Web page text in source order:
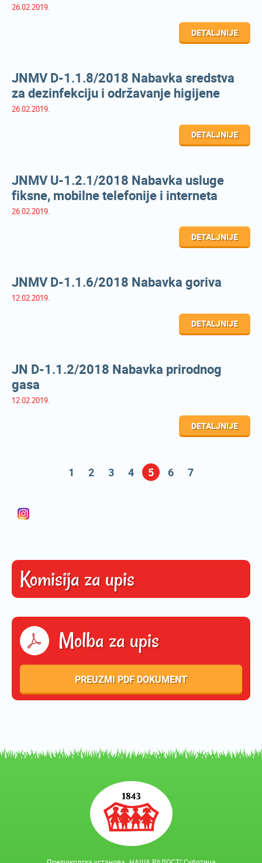
26.02.2019.
DETALJNIJE
JNMV D-1.1.8/2018 Nabavka sredstva
za dezinfekciju i održavanje higijene
26.02.2019.
DETALJNIJE
JNMV U-1.2.1/2018 Nabavka usluge
fiksne, mobilne telefonije i interneta
26.02.2019.
DETALJNIJE
JNMV D-1.1.6/2018 Nabavka goriva
12.02.2019.
DETALJNIJE
JN D-1.1.2/2018 Nabavka prirodnog
gasa
12.02.2019.
DETALJNIJE
1 2 3 4 5 6 7
Komisija za upis
Molba za upis
PREUZMI PDF DOKUMENT